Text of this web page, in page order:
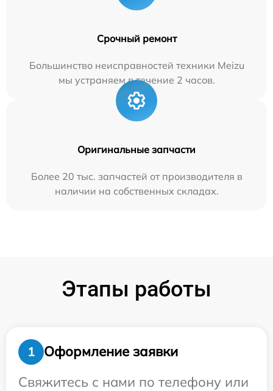
Срочный ремонт
Большинство неисправностей техники Meizu
мы устраняем в течение 2 часов.
Оригинальные запчасти
Более 20 тыс. запчастей от производителя в
наличии на собственных складах.
Этапы работы
1
Оформление заявки
Свяжитесь с нами по телефону или